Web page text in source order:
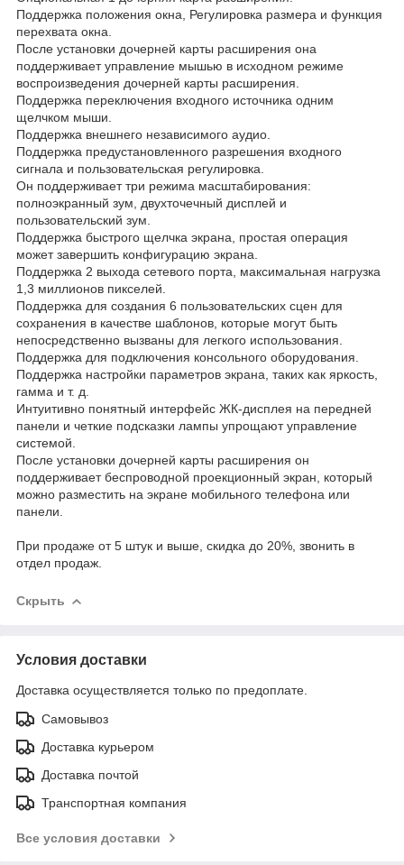
Поддержка положения окна, Регулировка размера и функция
перехвата окна.
После установки дочерней карты расширения она
поддерживает управление мышью в исходном режиме
воспроизведения дочерней карты расширения.
Поддержка переключения входного источника одним
щелчком мыши.
Поддержка внешнего независимого аудио.
Поддержка предустановленного разрешения входного
сигнала и пользовательская регулировка.
Он поддерживает три режима масштабирования:
полноэкранный зум, двухточечный дисплей и
пользовательский зум.
Поддержка быстрого щелчка экрана, простая операция
может завершить конфигурацию экрана.
Поддержка 2 выхода сетевого порта, максимальная нагрузка
1,3 миллионов пикселей.
Поддержка для создания 6 пользовательских сцен для
сохранения в качестве шаблонов, которые могут быть
непосредственно вызваны для легкого использования.
Поддержка для подключения консольного оборудования.
Поддержка настройки параметров экрана, таких как яркость,
гамма и т. д.
Интуитивно понятный интерфейс ЖК-дисплея на передней
панели и четкие подсказки лампы упрощают управление
системой.
После установки дочерней карты расширения он
поддерживает беспроводной проекционный экран, который
можно разместить на экране мобильного телефона или
панели.
При продаже от 5 штук и выше, скидка до 20%, звонить в
отдел продаж.
Скрыть
Условия доставки
Доставка осуществляется только по предоплате.
Самовывоз
Доставка курьером
Доставка почтой
Транспортная компания
Все условия доставки